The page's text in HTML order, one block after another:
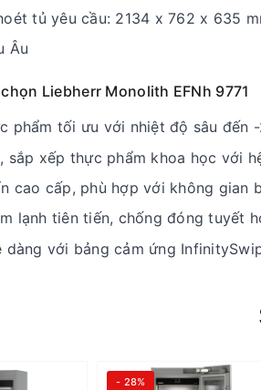
tủ yêu cầu: 2134 x 762 x 635
Âu
Liebherr Monolith EFNh 9771
phẩm tối ưu với nhiệt độ sâu đến
sắp xếp thực phẩm khoa học với
cao cấp, phù hợp với không gian
lạnh tiên tiến, chống đóng tuyết
dàng với bảng cảm ứng
- 28%